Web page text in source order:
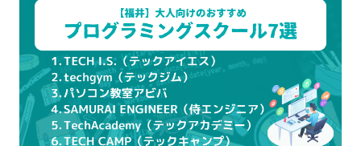
ゴールを決める
SNSなどの口コミや体験談をチェックする
説明会や無料体験レッスンに参加してみる
プログラミングスクールを比較するときの5つのポ
イント
サポートはどのくらい充実しているか